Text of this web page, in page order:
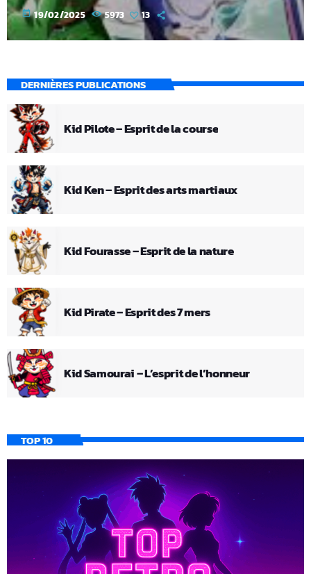
today 19/02/2025 5973 13
DERNIÈRES PUBLICATIONS
Kid Pilote – Esprit de la course
Kid Ken – Esprit des arts martiaux
Kid Fourasse – Esprit de la nature
Kid Pirate – Esprit des 7 mers
Kid Samourai – L’esprit de l’honneur
TOP 10